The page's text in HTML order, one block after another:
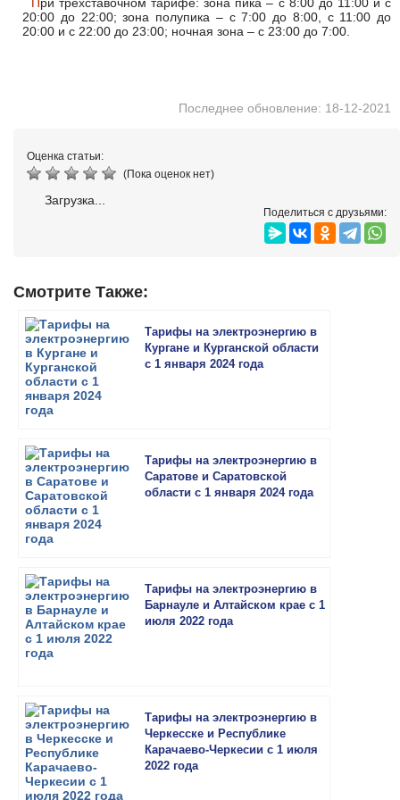
20:00 до 22:00; зона полупика – с 7:00 до 8:00, с 11:00 до
20:00 и с 22:00 до 23:00; ночная зона – с 23:00 до 7:00.
Последнее обновление: 18-12-2021
Оценка статьи:
(Пока оценок нет)
Загрузка...
Поделиться с друзьями:
Смотрите Также:
Тарифы на электроэнергию в
Кургане и Курганской области
с 1 января 2024 года
Тарифы на электроэнергию в
Саратове и Саратовской
области с 1 января 2024 года
Тарифы на электроэнергию в
Барнауле и Алтайском крае с 1
июля 2022 года
Тарифы на электроэнергию в
Черкесске и Республике
Карачаево-Черкесии с 1 июля
2022 года